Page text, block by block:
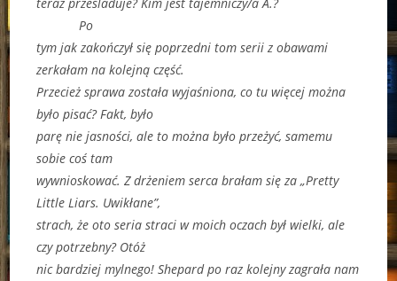
Po
tym jak zakończył się poprzedni tom serii z obawami
zerkałam na kolejną część.
Przecież sprawa została wyjaśniona, co tu więcej można
było pisać? Fakt, było
parę nie jasności, ale to można było przeżyć, samemu
sobie coś tam
wywnioskować. Z drżeniem serca brałam się za „Pretty
Little Liars. Uwikłane”,
strach, że oto seria straci w moich oczach był wielki, ale
czy potrzebny? Otóż
nic bardziej mylnego! Shepard po raz kolejny zagrała nam